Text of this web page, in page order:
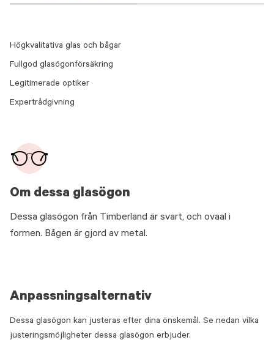
Om dessa glasögon
Dessa glasögon från Timberland är svart, och ovaal i
formen. Bågen är gjord av metal.
Högkvalitativa glas och bågar
Fullgod glasögonförsäkring
Legitimerade optiker
Expertrådgivning
Anpassningsalternativ
Dessa glasögon kan justeras efter dina önskemål. Se nedan vilka
justeringsmöjligheter dessa glasögon erbjuder.